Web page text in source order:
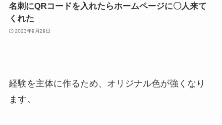
名刺にQRコードを入れたらホームページに〇人来て
くれた
2023年9月29日
経験を主体に作るため、オリジナル色が強くなり
ます。